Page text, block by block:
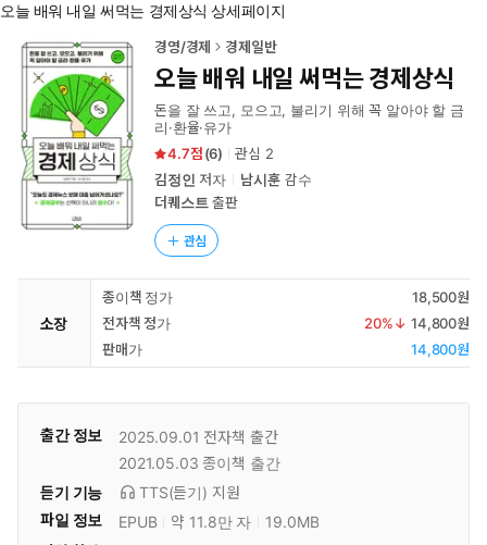
홈
로
이
동
오늘 배워 내일 써먹는 경제상식 상세페이지
경영/경제 경제일반
오늘 배워 내일 써먹는 경제상식
돈을 잘 쓰고, 모으고, 불리기 위해 꼭 알아야 할 금
리·환율·유가
4.7
(6) 관심 2
김정인 저자 남시훈감수
더퀘스트 출판
관심
소장
종이책 정가
18,500원
전자책 정가
20%↓ 14,800원
판매가
14,800원
출간 정보 2025.09.01 전자책 출간
2021.05.03 종이책 출간
듣기 기능
TTS(듣기) 지원
파일 정보
EPUB 약 11.8만 자
19.0MB